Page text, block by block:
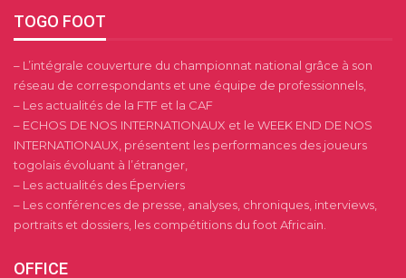
TOGO FOOT
– L’intégrale couverture du championnat national grâce à son
réseau de correspondants et une équipe de professionnels,
– Les actualités de la FTF et la CAF
– ECHOS DE NOS INTERNATIONAUX et le WEEK END DE NOS
INTERNATIONAUX, présentent les performances des joueurs
togolais évoluant à l’étranger,
– Les actualités des Éperviers
– Les conférences de presse, analyses, chroniques, interviews,
portraits et dossiers, les compétitions du foot Africain.
OFFICE